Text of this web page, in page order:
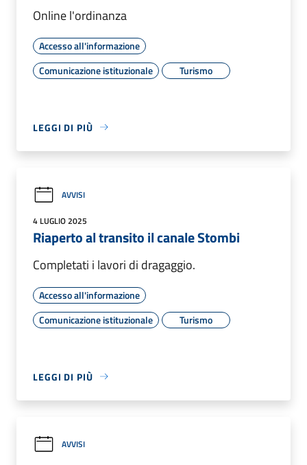
Online l'ordinanza
Accesso all'informazione
Comunicazione istituzionale
Turismo
LEGGI DI PIÙ
AVVISI
4 LUGLIO 2025
Riaperto al transito il canale Stombi
Completati i lavori di dragaggio.
Accesso all'informazione
Comunicazione istituzionale
Turismo
LEGGI DI PIÙ
AVVISI